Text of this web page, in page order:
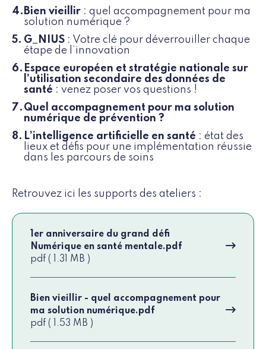
Bien vieillir : quel accompagnement pour ma
solution numérique ?
G_NIUS : Votre clé pour déverrouiller chaque
étape de l’innovation
Espace européen et stratégie nationale sur
l’utilisation secondaire des données de
santé : venez poser vos questions !
Quel accompagnement pour ma solution
numérique de prévention ?
L’intelligence artificielle en santé : état des
lieux et défis pour une implémentation réussie
dans les parcours de soins
Retrouvez ici les supports des ateliers :
1er anniversaire du grand défi
Numérique en santé mentale.pdf
pdf ( 1.31 MB )
Bien vieillir - quel accompagnement pour
ma solution numérique.pdf
pdf ( 1.53 MB )